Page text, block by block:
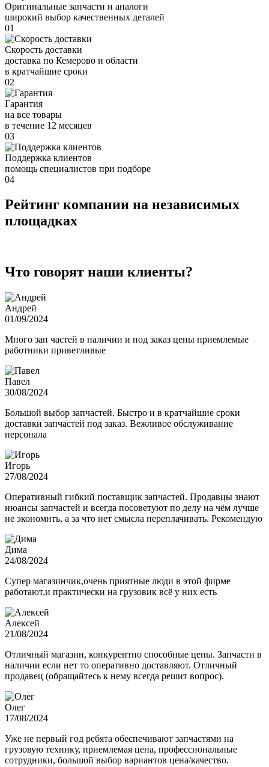
Оригинальные запчасти и аналоги
широкий выбор качественных деталей
01
Скорость доставки
доставка по Кемерово и области
в кратчайшие сроки
02
Гарантия
на все товары
в течение 12 месяцев
03
Поддержка клиентов
помощь специалистов при подборе
04
Рейтинг компании на независимых
площадках
Что говорят наши клиенты?
Андрей
01/09/2024
Много зап частей в наличии и под заказ цены приемлемые
работники приветливые
Павел
30/08/2024
Большой выбор запчастей. Быстро и в кратчайшие сроки
доставки запчастей под заказ. Вежливое обслуживание
персонала
Игорь
27/08/2024
Оперативный гибкий поставщик запчастей. Продавцы знают
нюансы запчастей и всегда посоветуют по делу на чём лучше
не экономить, а за что нет смысла переплачивать. Рекомендую
Дима
24/08/2024
Супер магазинчик,очень приятные люди в этой фирме
работают,и практически на грузовик всё у них есть
Алексей
21/08/2024
Отличный магазин, конкурентно способные цены. Запчасти в
наличии если нет то оперативно доставляют. Отличный
продавец (обращайтесь к нему всегда решит вопрос).
Олег
17/08/2024
Уже не первый год ребята обеспечивают запчастями на
грузовую технику, приемлемая цена, профессиональные
сотрудники, большой выбор вариантов цена/качество.